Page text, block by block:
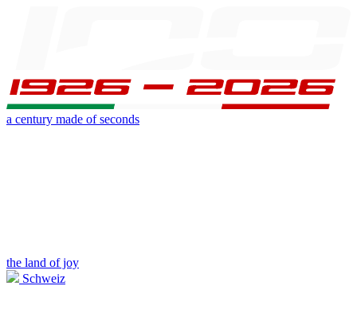
a century made of seconds
the land of joy
Schweiz